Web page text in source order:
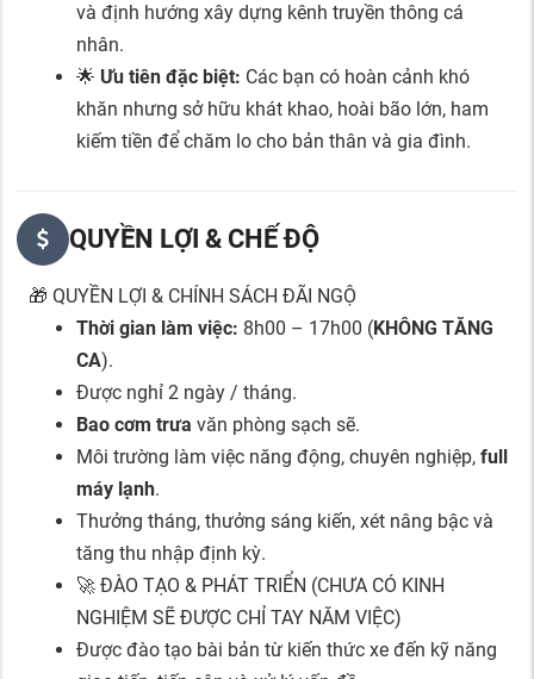
và định hướng xây dựng kênh truyền thông cá
nhân.
🌟 Ưu tiên đặc biệt: Các bạn có hoàn cảnh khó
khăn nhưng sở hữu khát khao, hoài bão lớn, ham
kiếm tiền để chăm lo cho bản thân và gia đình.
QUYỀN LỢI & CHẾ ĐỘ
🎁 QUYỀN LỢI & CHÍNH SÁCH ĐÃI NGỘ
Thời gian làm việc: 8h00 – 17h00 (KHÔNG TĂNG
CA).
Được nghỉ 2 ngày / tháng.
Bao cơm trưa văn phòng sạch sẽ.
Môi trường làm việc năng động, chuyên nghiệp, full
máy lạnh.
Thưởng tháng, thưởng sáng kiến, xét nâng bậc và
tăng thu nhập định kỳ.
🚀 ĐÀO TẠO & PHÁT TRIỂN (CHƯA CÓ KINH
NGHIỆM SẼ ĐƯỢC CHỈ TAY NĂM VIỆC)
Được đào tạo bài bản từ kiến thức xe đến kỹ năng